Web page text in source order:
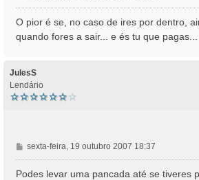
e
s
a
m
O pior é se, no caso de ires por dentro,
quando fores a sair... e és tu que pagas...
JulesS
Lendário
M
e
sexta-feira, 19 outubro 2007 18:37
Podes levar uma pancada até se tiveres